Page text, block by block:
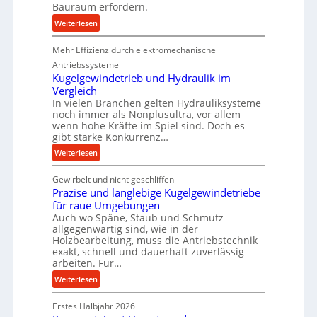
d
i
e
P
r
o
d
u
k
t
i
o
i
n
d
e
n
M
i
t
t
e
Bauraum erfordern.
Weiterlesen:
K
o
m
p
k
t
e
U
l
r
a
s
c
h
a
l
s
e
Mehr Effizienz durch elektromechanische
Antriebssysteme
Kugelgewindetrieb und Hydraulik im
Vergleich
In vielen Branchen gelten Hydrauliksysteme
noch immer als Nonplusultra, vor allem
wenn hohe Kräfte im Spiel sind. Doch es
gibt starke Konkurrenz…
Weiterlesen:
K
u
g
e
l
g
e
w
i
n
e
Gewirbelt und nicht geschliffen
Präzise und langlebige Kugelgewindetriebe
für raue Umgebungen
Auch wo Späne, Staub und Schmutz
allgegenwärtig sind, wie in der
Holzbearbeitung, muss die Antriebstechnik
exakt, schnell und dauerhaft zuverlässig
arbeiten. Für…
Weiterlesen:
P
r
Erstes Halbjahr 2026